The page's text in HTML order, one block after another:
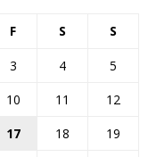
F S S
3 4
5
10 11
12
17 18
19